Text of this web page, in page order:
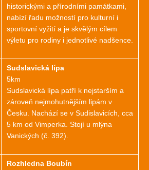
historickými a přírodními památkami,
nabízí řadu možností pro kulturní i
sportovní vyžití a je skvělým cílem
výletu pro rodiny i jednotlivé nadšence.
Sudslavická lípa
5km
Sudslavická lípa patří k nejstarším a
zároveň nejmohutnějším lipám v
Česku. Nachází se v Sudislavicích, cca
5 km od Vimperka. Stojí u mlýna
Vanických (č. 392).
Rozhledna Boubín